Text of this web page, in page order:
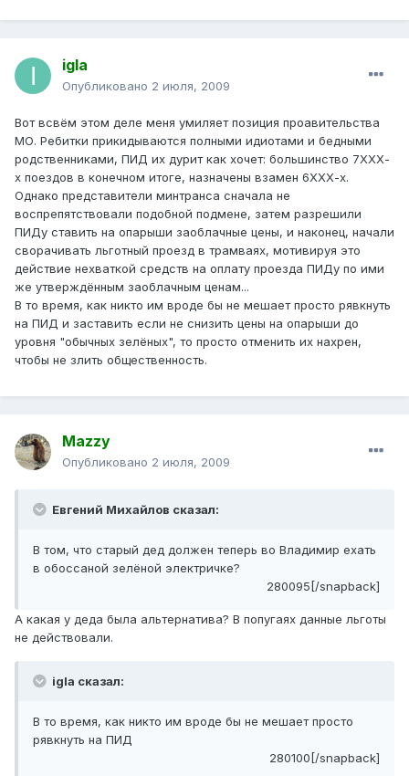
igla
Опубликовано 2 июля, 2009
Вот всвём этом деле меня умиляет позиция проавительства
МО. Ребитки прикидываются полными идиотами и бедными
родственниками, ПИД их дурит как хочет: большинство 7ХХХ-
х поездов в конечном итоге, назначены взамен 6ХХХ-х.
Однако представители минтранса сначала не
воспрепятствовали подобной подмене, затем разрешили
ПИДу ставить на опарыши заоблачные цены, и наконец, начали
сворачивать льготный проезд в трамваях, мотивируя это
действие нехваткой средств на оплату проезда ПИДу по ими
же утверждённым заоблачным ценам...
В то время, как никто им вроде бы не мешает просто рявкнуть
на ПИД и заставить если не снизить цены на опарыши до
уровня "обычных зелёных", то просто отменить их нахрен,
чтобы не злить общественность.
Mazzy
Опубликовано 2 июля, 2009
Евгений Михайлов сказал:
В том, что старый дед должен теперь во Владимир ехать
в обоссаной зелёной электричке?
280095[/snapback]
А какая у деда была альтернатива? В попугаях данные льготы
не действовали.
igla сказал:
В то время, как никто им вроде бы не мешает просто
рявкнуть на ПИД
280100[/snapback]